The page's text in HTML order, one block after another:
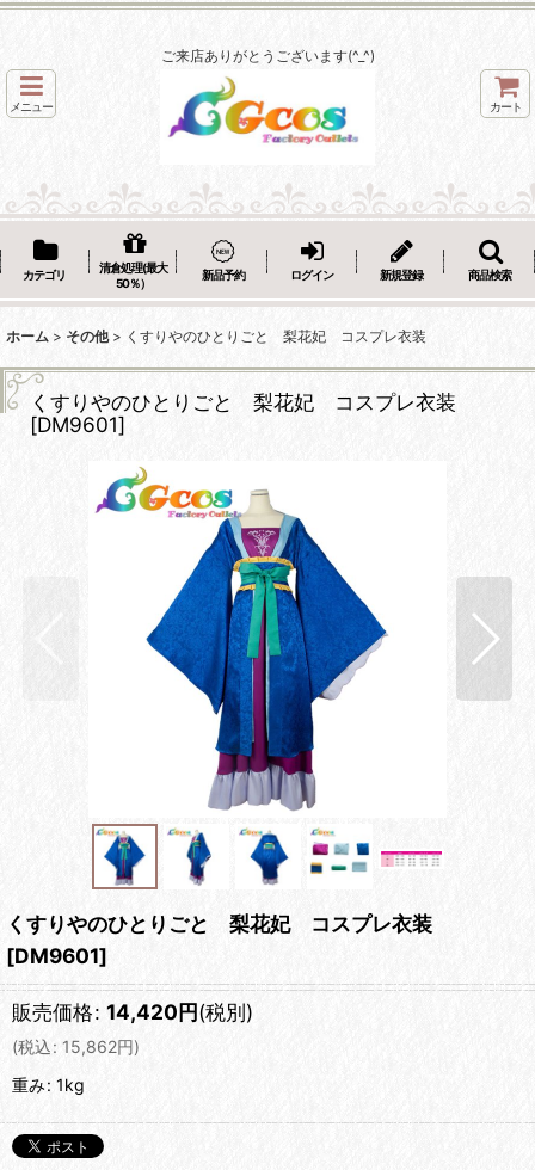
ご来店ありがとうございます(^_^)
メニュー カート
カテゴリ
清倉処理(最大
50％）
新品予約 ログイン 新規登録 商品検索
ホーム > その他 > くすりやのひとりごと 梨花妃 コスプレ衣装
くすりやのひとりごと 梨花妃 コスプレ衣装
[DM9601]
くすりやのひとりごと 梨花妃 コスプレ衣装
[DM9601]
販売価格: 14,420円(税別)
(税込: 15,862円)
重み: 1kg